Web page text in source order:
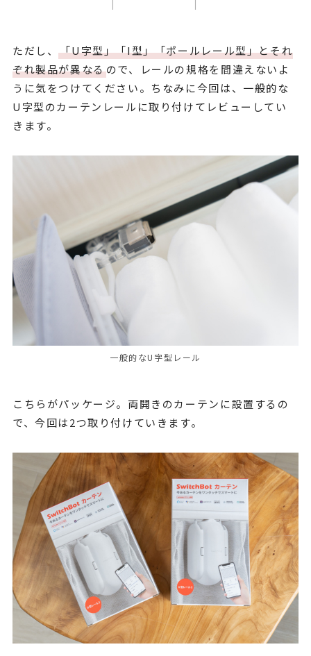
ただし、「U字型」「I型」「ポールレール型」とそれ
ぞれ製品が異なるので、レールの規格を間違えないよ
うに気をつけてください。ちなみに今回は、一般的な
U字型のカーテンレールに取り付けてレビューしてい
きます。
一般的なU字型レール
こちらがパッケージ。両開きのカーテンに設置するの
で、今回は2つ取り付けていきます。